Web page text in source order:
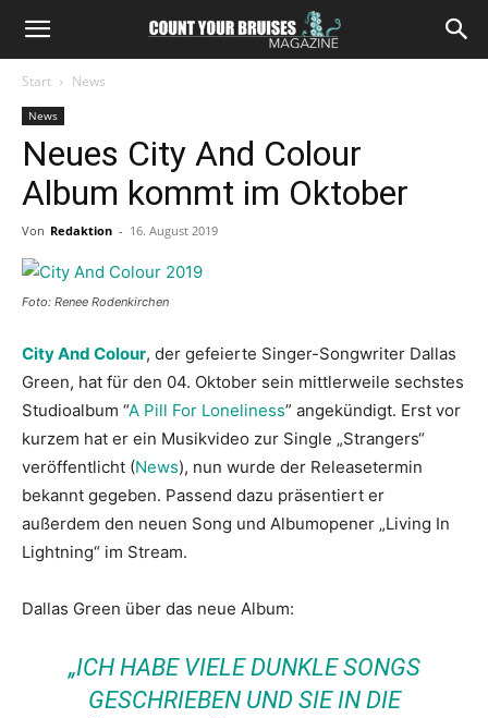
Start News
News
Neues City And Colour
Album kommt im Oktober
Von Redaktion - 16. August 2019
Foto: Renee Rodenkirchen
City And Colour, der gefeierte Singer-Songwriter Dallas
Green, hat für den 04. Oktober sein mittlerweile sechstes
Studioalbum “A Pill For Loneliness” angekündigt. Erst vor
kurzem hat er ein Musikvideo zur Single „Strangers“
veröffentlicht (News), nun wurde der Releasetermin
bekannt gegeben. Passend dazu präsentiert er
außerdem den neuen Song und Albumopener „Living In
Lightning“ im Stream.
Dallas Green über das neue Album:
„ICH HABE VIELE DUNKLE SONGS
GESCHRIEBEN UND SIE IN DIE